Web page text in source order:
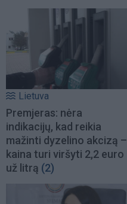
Lietuva
Premjeras: nėra
indikacijų, kad reikia
mažinti dyzelino akcizą –
kaina turi viršyti 2,2 euro
už litrą (2)